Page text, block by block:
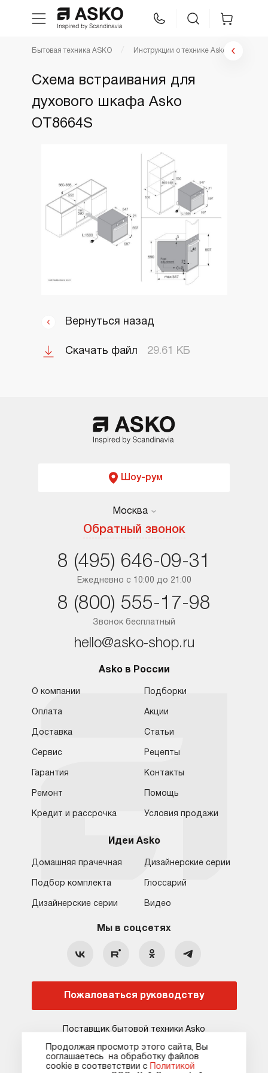
Техника для кухни
Asko Professional
Аксессуары
Шоу-рум
Москва
Москва
Краснодар
8 (800) 555-17-98 8 (495) 646-09-31
hello@asko-shop.ru
О компании Ремонт
Статьи и акции
Сервисные центры Кредит и рассрочка
Гарантия Карта сайта
Бытовая техника ASKO Инструкции о технике Asko
Схема встраивания для
духового шкафа Asko
OT8664S
Вернуться назад
Скачать файл 29.61 КБ
Шоу-рум
Москва
Обратный звонок
Москва
Ростов-на-Дону
Ежедневно с 10:00 до 21:00
8 (495) 646-09-31
Звонок бесплатный
8 (800) 555-17-98
hello@asko-shop.ru
Asko в России
О компании
Оплата
Доставка
Сервис
Гарантия
Ремонт
Кредит и рассрочка
Подборки
Акции
Статьи
Рецепты
Контакты
Помощь
Условия продажи
Идеи Asko
Домашняя прачечная
Подбор комплекта
Дизайнерские серии
Дизайнерские серии
Глоссарий
Видео
Мы в соцсетях
Пожаловаться руководству
Поставщик бытовой техники Asko
Продолжая просмотр этого сайта, Вы
соглашаетесь на обработку файлов
сооkie в соответствии с
Политикой